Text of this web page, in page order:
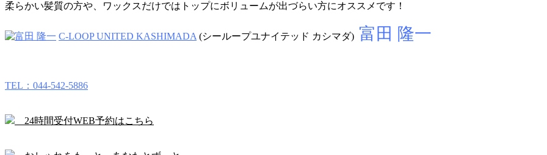
柔らかい髪質の方や、ワックスだけではトップにボリュームが出づらい方にオススメです！
C-LOOP UNITED KASHIMADA(シーループユナイテッド カシマダ) 富田 隆一
TEL：044-542-5886
24時間受付WEB予約はこちら